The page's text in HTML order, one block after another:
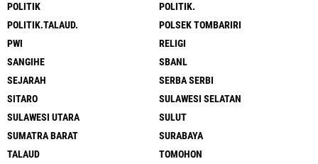
POLITIK
POLITIK.
POLITIK.TALAUD.
POLSEK TOMBARIRI
PWI
RELIGI
SANGIHE
SBANL
SEJARAH
SERBA SERBI
SITARO
SULAWESI SELATAN
SULAWESI UTARA
SULUT
SUMATRA BARAT
SURABAYA
TALAUD
TOMOHON